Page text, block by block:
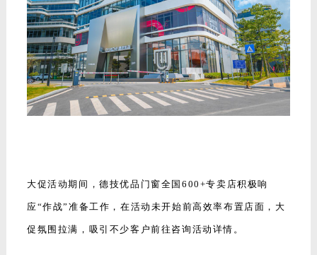
大促活动期间，德技优品门窗全国600+专卖店积极响
应“作战”准备工作，在活动未开始前高效率布置店面，大
促氛围拉满，吸引不少客户前往咨询活动详情。